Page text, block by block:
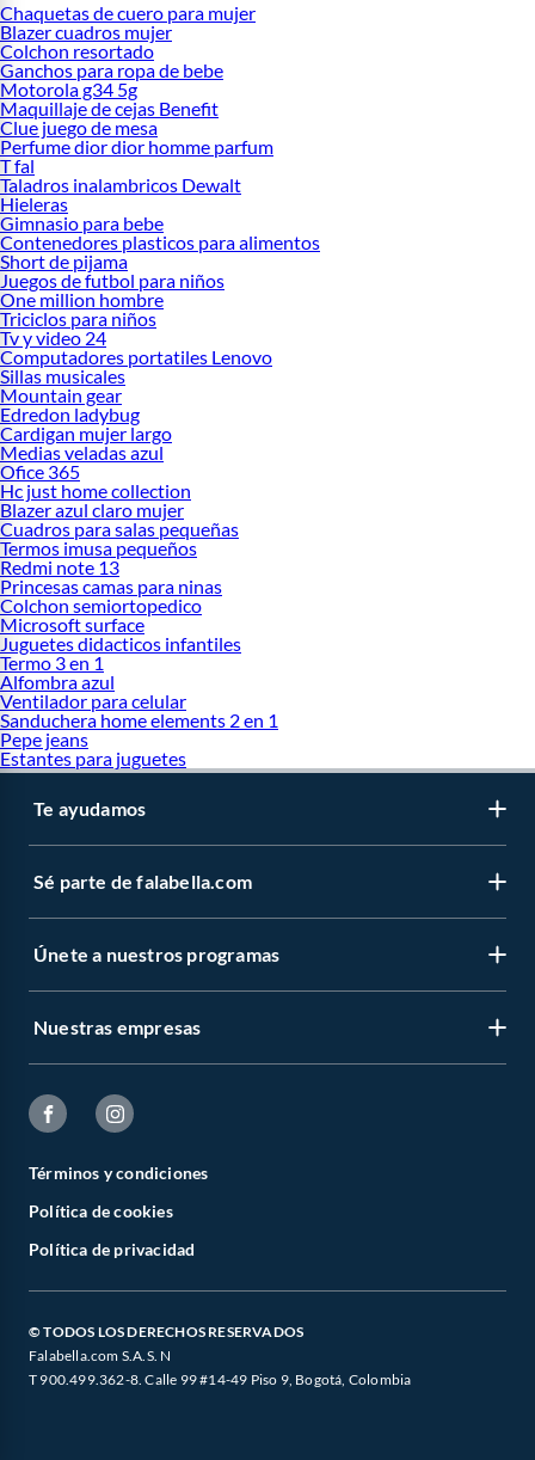
Chaquetas de cuero para mujer
Blazer cuadros mujer
Colchon resortado
Ganchos para ropa de bebe
Motorola g34 5g
Maquillaje de cejas Benefit
Clue juego de mesa
Perfume dior dior homme parfum
T fal
Taladros inalambricos Dewalt
Hieleras
Gimnasio para bebe
Contenedores plasticos para alimentos
Short de pijama
Juegos de futbol para niños
One million hombre
Triciclos para niños
Tv y video 24
Computadores portatiles Lenovo
Sillas musicales
Mountain gear
Edredon ladybug
Cardigan mujer largo
Medias veladas azul
Ofice 365
Hc just home collection
Blazer azul claro mujer
Cuadros para salas pequeñas
Termos imusa pequeños
Redmi note 13
Princesas camas para ninas
Colchon semiortopedico
Microsoft surface
Juguetes didacticos infantiles
Termo 3 en 1
Alfombra azul
Ventilador para celular
Sanduchera home elements 2 en 1
Pepe jeans
Estantes para juguetes
Te ayudamos
Sé parte de falabella.com
Únete a nuestros programas
Nuestras empresas
Términos y condiciones
Política de cookies
Política de privacidad
© TODOS LOS DERECHOS RESERVADOS
Falabella.com S.A.S. N
T 900.499.362-8. Calle 99 #14-49 Piso 9, Bogotá, Colombia